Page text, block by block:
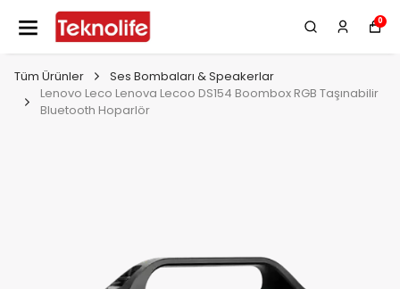
0
Tüm Ürünler
Ses Bombaları & Speakerlar
Lenovo Leco Lenova Lecoo DS154 Boombox RGB Taşınabilir
Bluetooth Hoparlör